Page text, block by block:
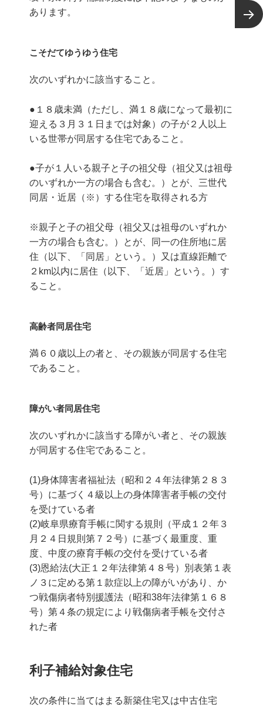
あります。
こそだてゆうゆう住宅
次のいずれかに該当すること。
●１８歳未満（ただし、満１８歳になって最初に
迎える３月３１日までは対象）の子が２人以上
いる世帯が同居する住宅であること。
●子が１人いる親子と子の祖父母（祖父又は祖母
のいずれか一方の場合も含む。）とが、三世代
同居・近居（※）する住宅を取得される方
※親子と子の祖父母（祖父又は祖母のいずれか
一方の場合も含む。）とが、同一の住所地に居
住（以下、「同居」という。）又は直線距離で
２km以内に居住（以下、「近居」という。）す
ること。
高齢者同居住宅
満６０歳以上の者と、その親族が同居する住宅
であること。
障がい者同居住宅
次のいずれかに該当する障がい者と、その親族
が同居する住宅であること。
(1)身体障害者福祉法（昭和２４年法律第２８３
号）に基づく４級以上の身体障害者手帳の交付
を受けている者
(2)岐阜県療育手帳に関する規則（平成１２年３
月２４日規則第７２号）に基づく最重度、重
度、中度の療育手帳の交付を受けている者
(3)恩給法(大正１２年法律第４８号）別表第１表
ノ３に定める第１款症以上の障がいがあり、か
つ戦傷病者特別援護法（昭和38年法律第１６８
号）第４条の規定により戦傷病者手帳を交付さ
れた者
利子補給対象住宅
次の条件に当てはまる新築住宅又は中古住宅